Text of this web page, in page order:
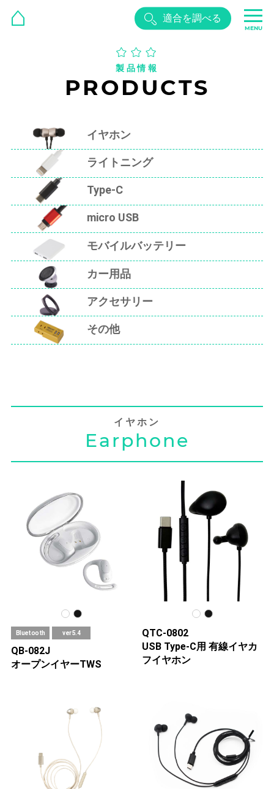
適合を調べる
MENU
製品情報
PRODUCTS
イヤホン
ライトニング
Type-C
micro USB
モバイルバッテリー
カー用品
アクセサリー
その他
イヤホン
Earphone
Bluetooth ver 5.4
QB-082J
オープンイヤーTWS
QTC-0802
USB Type-C用 有線イヤカ
フイヤホン